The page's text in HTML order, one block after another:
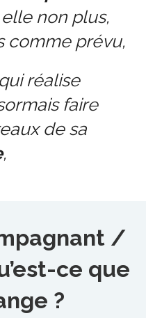
non plus,
comme prévu,
réalise
faire
de sa
,
/
ce que
?